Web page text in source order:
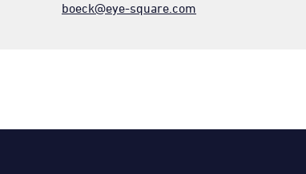
boeck@eye-square.com